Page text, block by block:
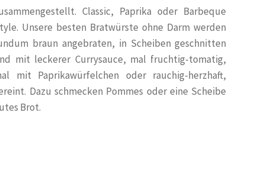
Classic, Paprika oder Barbeque
Unsere besten Bratwürste ohne Darm werden
braun angebraten, in Scheiben geschnitten
mit leckerer Currysauce, mal fruchtig-tomatig,
mit Paprikawürfelchen oder rauchig-herzhaft,
Dazu schmecken Pommes oder eine Scheibe
Brot.